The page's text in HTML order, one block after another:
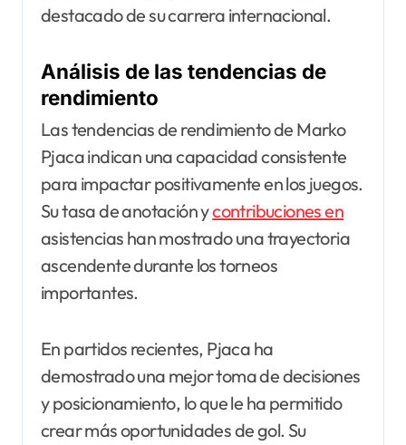
destacado de su carrera internacional.
Análisis de las tendencias de
rendimiento
Las tendencias de rendimiento de Marko
Pjaca indican una capacidad consistente
para impactar positivamente en los juegos.
Su tasa de anotación ycontribuciones en
asistencias han mostrado una trayectoria
ascendente durante los torneos
importantes.
En partidos recientes, Pjaca ha
demostrado una mejor toma de decisiones
y posicionamiento, lo que le ha permitido
crear más oportunidades de gol. Su